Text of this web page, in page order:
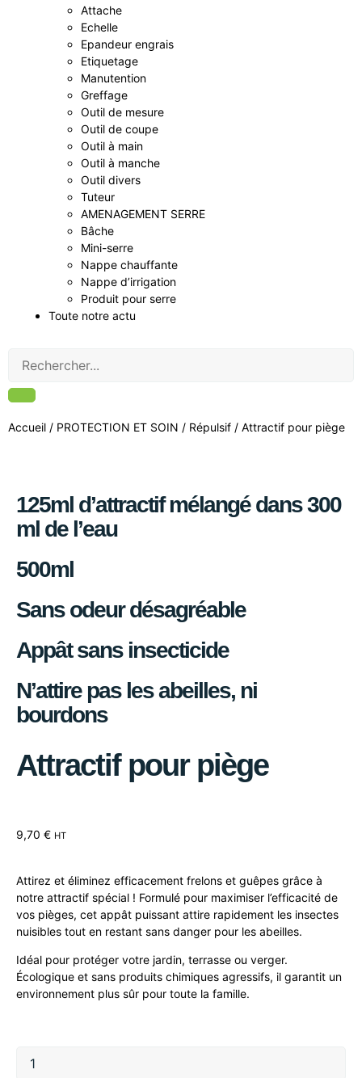
Attache
Echelle
Epandeur engrais
Etiquetage
Manutention
Greffage
Outil de mesure
Outil de coupe
Outil à main
Outil à manche
Outil divers
Tuteur
AMENAGEMENT SERRE
Bâche
Mini-serre
Nappe chauffante
Nappe d’irrigation
Produit pour serre
Toute notre actu
Accueil / PROTECTION ET SOIN / Répulsif / Attractif pour piège
125ml d’attractif mélangé dans 300
ml de l’eau
500ml
Sans odeur désagréable
Appât sans insecticide
N’attire pas les abeilles, ni
bourdons
Attractif pour piège
9,70 € HT
Attirez et éliminez efficacement frelons et guêpes grâce à
notre attractif spécial ! Formulé pour maximiser l’efficacité de
vos pièges, cet appât puissant attire rapidement les insectes
nuisibles tout en restant sans danger pour les abeilles.
Idéal pour protéger votre jardin, terrasse ou verger.
Écologique et sans produits chimiques agressifs, il garantit un
environnement plus sûr pour toute la famille.